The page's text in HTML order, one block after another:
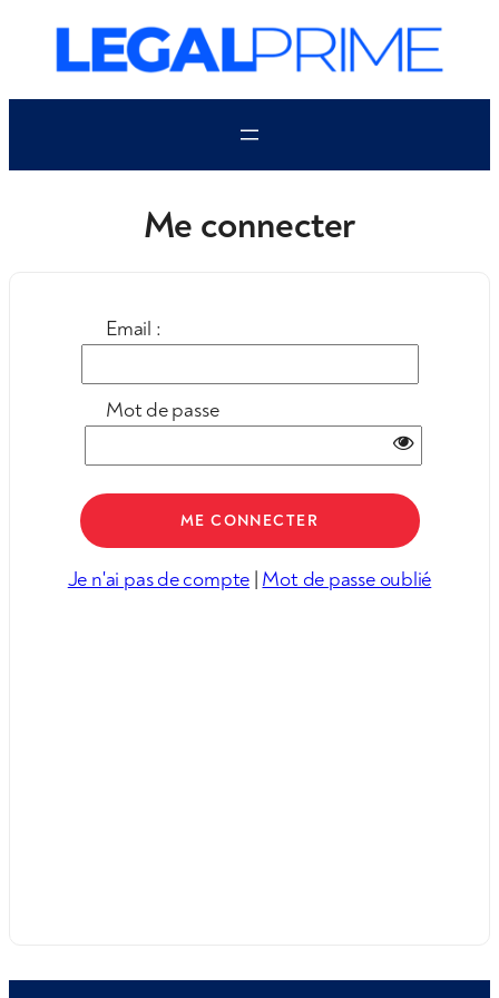
contenu
Me connecter
Email :
Mot de passe
Je n'ai pas de compte | Mot de passe oublié